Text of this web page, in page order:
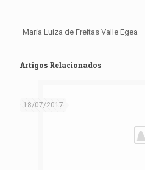
Maria Luiza de Freitas Valle Egea –
Artigos Relacionados
18/07/2017